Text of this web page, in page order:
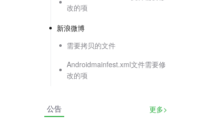
改的项
新浪微博
需要拷贝的文件
Androidmainfest.xml文件需要修
改的项
公告 更多>